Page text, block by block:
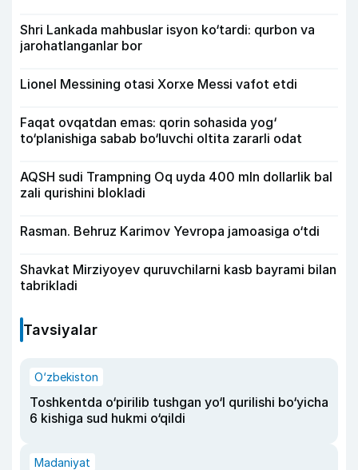
Shri Lankada mahbuslar isyon ko‘tardi: qurbon va
jarohatlanganlar bor
Lionel Messining otasi Xorxe Messi vafot etdi
Faqat ovqatdan emas: qorin sohasida yog‘
to‘planishiga sabab bo‘luvchi oltita zararli odat
AQSH sudi Trampning Oq uyda 400 mln dollarlik bal
zali qurishini blokladi
Rasman. Behruz Karimov Yevropa jamoasiga o‘tdi
Shavkat Mirziyoyev quruvchilarni kasb bayrami bilan
tabrikladi
Tavsiyalar
O‘zbekiston
Toshkentda o‘pirilib tushgan yo‘l qurilishi bo‘yicha
6 kishiga sud hukmi o‘qildi
Madaniyat